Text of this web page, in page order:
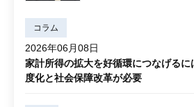
コラム
2026年06月08日
家計所得の拡大を好循環につなげるに
度化と社会保障改革が必要